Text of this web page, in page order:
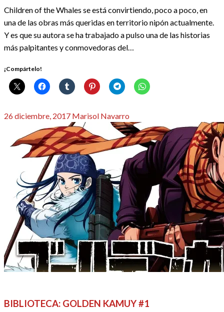
Children of the Whales se está convirtiendo, poco a poco, en
una de las obras más queridas en territorio nipón actualmente.
Y es que su autora se ha trabajado a pulso una de las historias
más palpitantes y conmovedoras del…
¡Compártelo!
Publicado
26 diciembre, 2017 Marisol Navarro
BIBLIOTECA: GOLDEN KAMUY #1